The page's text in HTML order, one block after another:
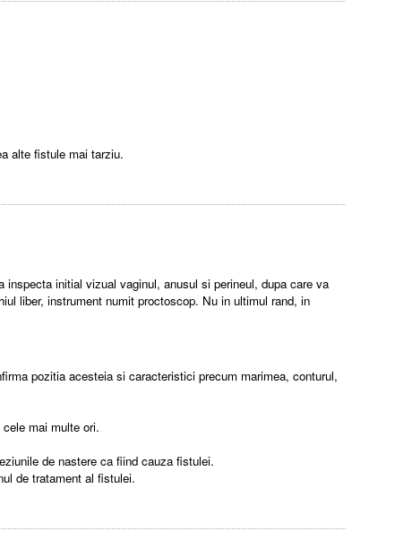
alte fistule mai tarziu.
initial vizual vaginul, anusul si perineul, dupa care va
liber, instrument numit proctoscop. Nu in ultimul rand, in
pozitia acesteia si caracteristici precum marimea, conturul,
mai multe ori.
de nastere ca fiind cauza fistulei.
de tratament al fistulei.